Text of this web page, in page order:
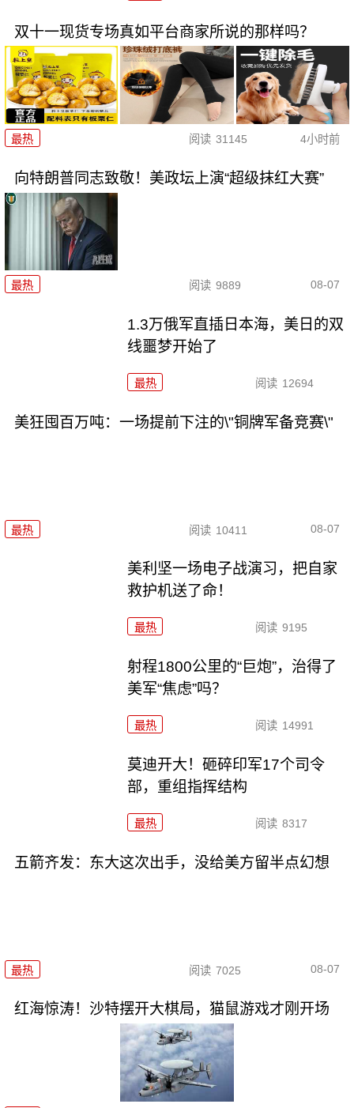
双十一现货专场真如平台商家所说的那样吗？
最热 阅读 31145 4小时前
向特朗普同志致敬！美政坛上演“超级抹红大赛”
最热 阅读 9889 08-07
1.3万俄军直插日本海，美日的双
线噩梦开始了
最热 阅读 12694
美狂囤百万吨：一场提前下注的\"铜牌军备竞赛\"
最热 阅读 10411 08-07
美利坚一场电子战演习，把自家
救护机送了命！
最热 阅读 9195
射程1800公里的“巨炮”，治得了
美军“焦虑”吗？
最热 阅读 14991
莫迪开大！砸碎印军17个司令
部，重组指挥结构
最热 阅读 8317
五箭齐发：东大这次出手，没给美方留半点幻想
最热 阅读 7025 08-07
红海惊涛！沙特摆开大棋局，猫鼠游戏才刚开场